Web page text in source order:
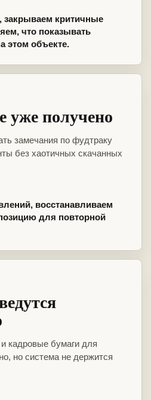
критичные
что показывать
этом объекте.
уже получено
замечания по фудтраку
без хаотичных скачанных
восстанавливаем
для повторной
кадровые бумаги для
но система не держится